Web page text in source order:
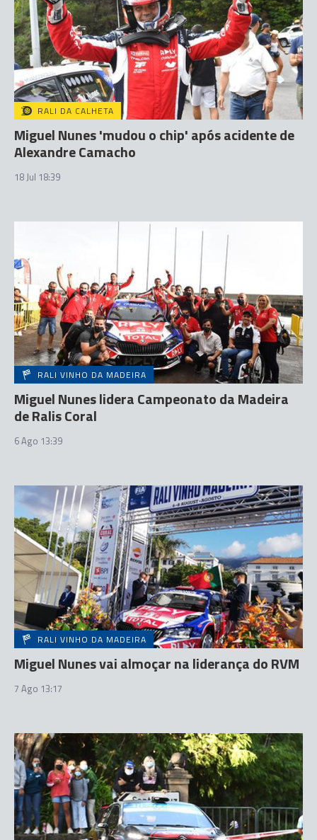
RALI DA CALHETA
Miguel Nunes 'mudou o chip' após acidente de
Alexandre Camacho
18 Jul 18:39
RALI VINHO DA MADEIRA
Miguel Nunes lidera Campeonato da Madeira
de Ralis Coral
6 Ago 13:39
RALI VINHO DA MADEIRA
Miguel Nunes vai almoçar na liderança do RVM
7 Ago 13:17